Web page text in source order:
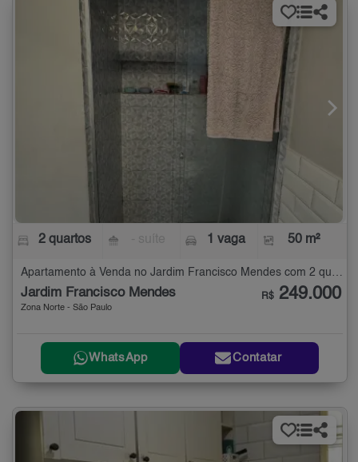
2 quartos 1 vaga 50 m²
Apartamento à Venda no Jardim Francisco Mendes com 2 quartos - 50 m²
Jardim Francisco Mendes
Zona Norte - São Paulo
R$ 249.000
WhatsApp Contatar